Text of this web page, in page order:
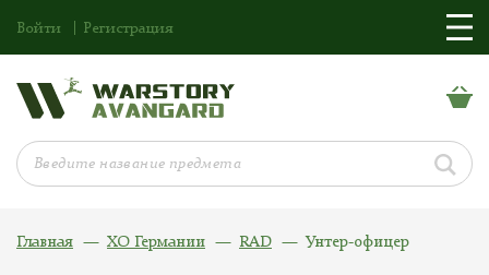
Войти Регистрация
Главная ХО Германии RAD Унтер-офицер